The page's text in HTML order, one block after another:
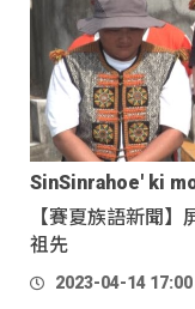
SinSinrahoe' ki
【賽夏族語新聞
祖先
2023-04-14 17:00